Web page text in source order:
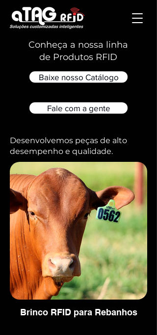
Conheça a nossa linha
de Produtos RFID
Baixe nosso Catálogo
Fale com a gente
Desenvolvemos peças de alto
desempenho e qualidade.
Brinco RFID para Rebanhos